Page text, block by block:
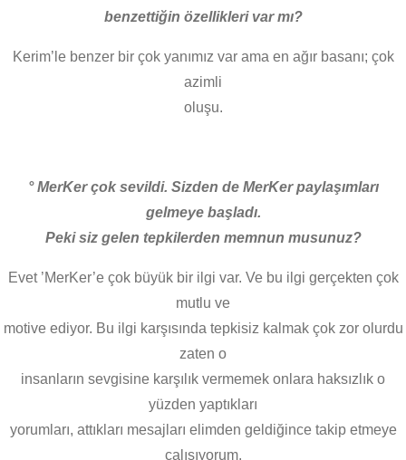
benzettiğin özellikleri var mı?
Kerim’le benzer bir çok yanımız var ama en ağır basanı; çok
azimli
oluşu.
° MerKer çok sevildi. Sizden de MerKer paylaşımları
gelmeye başladı.
Peki siz gelen tepkilerden memnun musunuz?
Evet ’MerKer’e çok büyük bir ilgi var. Ve bu ilgi gerçekten çok
mutlu ve
motive ediyor. Bu ilgi karşısında tepkisiz kalmak çok zor olurdu
zaten o
insanların sevgisine karşılık vermemek onlara haksızlık o
yüzden yaptıkları
yorumları, attıkları mesajları elimden geldiğince takip etmeye
çalışıyorum.